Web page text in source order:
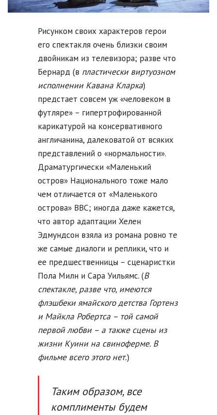
Рисунком своих характеров герои
его спектакля очень близки своим
двойникам из телевизора; разве что
Бернард (в пластически виртуозном
исполнении Кавана Кларка)
предстает совсем уж «человеком в
футляре» – гипертрофированной
карикатурой на консервативного
англичанина, далековатой от всяких
представлений о «нормальности».
Драматургически «Маленький
остров» Национального тоже мало
чем отличается от «Маленького
острова» BBC; иногда даже кажется,
что автор адаптации Хелен
Эдмундсон взяла из романа ровно те
же самые диалоги и реплики, что и
ее предшественницы – сценаристки
Пола Милн и Сара Уильямс. (В
спектакле, разве что, имеются
флэшбеки ямайского детства Гортенз
и Майкла Робертса – той самой
первой любви – а также сцены из
жизни Куини на свиноферме. В
фильме всего этого нет.)
Таким образом, все
комплименты будем